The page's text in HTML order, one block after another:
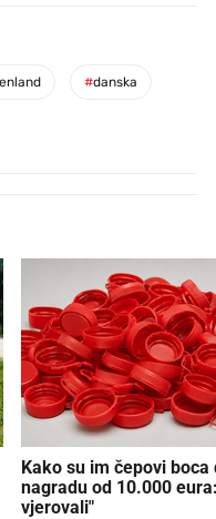
#danska
Kako su im čepovi boca
nagradu od 10.000
vjerovali"